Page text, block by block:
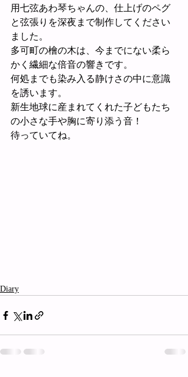
用七弦あわ琴ちゃんの、仕上げのペグ
と弦張りを深夜まで制作してください
ました。
多可町の檜の木は、今までにない柔ら
かく繊細な倍音の響きです。
何処までも染み入る静けさの中に意識
を誘います。
新生地球に産まれてくれた子どもたち
の小さな手や胸に寄り添う音！
待っていてね。
Diary